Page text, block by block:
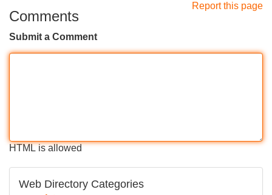
Report this page
Comments
Submit a Comment
HTML is allowed
Web Directory Categories